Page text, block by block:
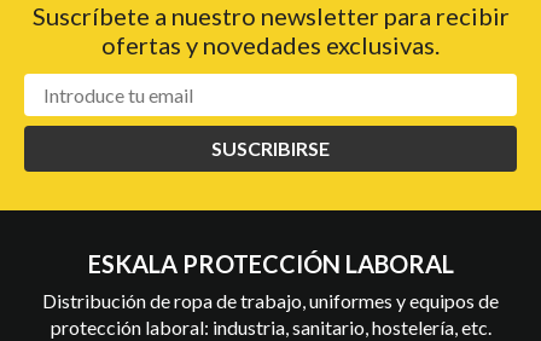
Suscríbete a nuestro newsletter para recibir
ofertas y novedades exclusivas.
SUSCRIBIRSE
ESKALA PROTECCIÓN LABORAL
Distribución de ropa de trabajo, uniformes y equipos de
protección laboral: industria, sanitario, hostelería, etc.